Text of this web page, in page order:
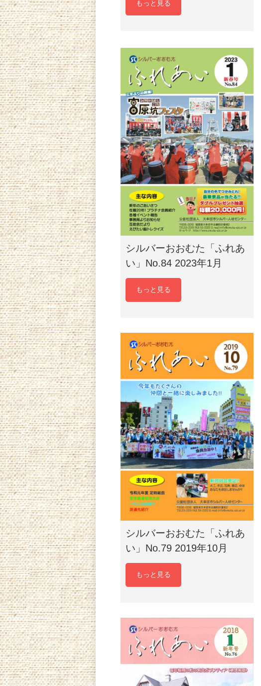
もっと見る
シルバーおおむた「ふれあ
い」No.84 2023年1月
もっと見る
シルバーおおむた「ふれあ
い」No.79 2019年10月
もっと見る